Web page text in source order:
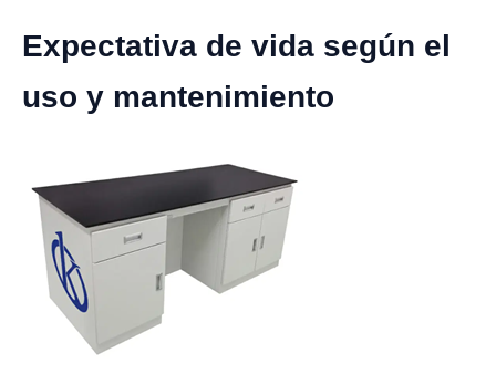
Expectativa de vida según el
uso y mantenimiento